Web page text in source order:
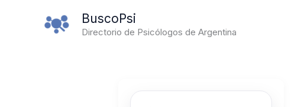
BuscoPsi
Directorio de Psicólogos de Argentina